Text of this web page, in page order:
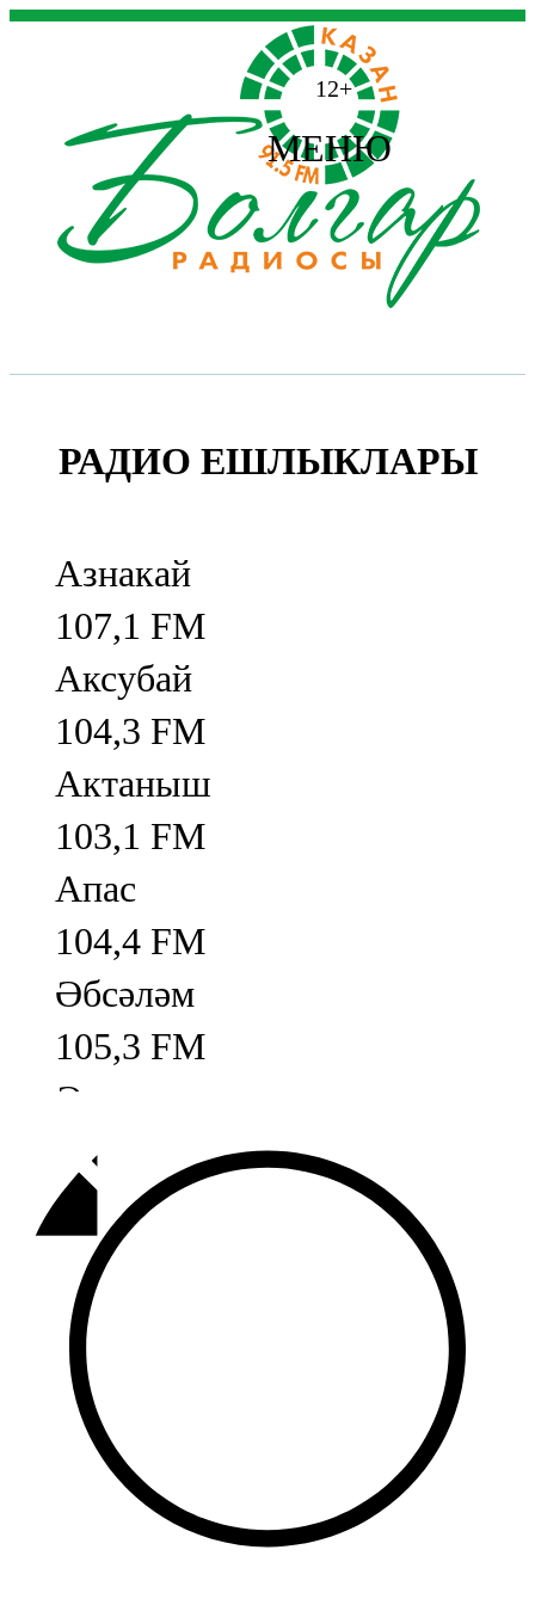
12+
МЕНЮ
РАДИО ЕШЛЫКЛАРЫ
Азнакай
107,1 FM
Аксубай
104,3 FM
Актаныш
103,1 FM
Апас
104,4 FM
Әбсәләм
105,3 FM
Әлмәт
92,9 FM
Базарлы матак
107,1 FM
Балык бистәсе
104,9 FM
Баулы
107,5 FM
Биләр